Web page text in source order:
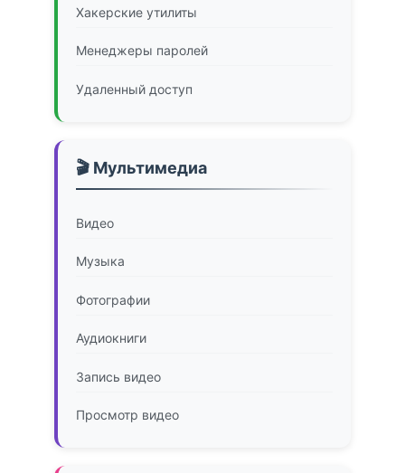
Хакерские утилиты
Менеджеры паролей
Удаленный доступ
🎬 Мультимедиа
Видео
Музыка
Фотографии
Аудиокниги
Запись видео
Просмотр видео